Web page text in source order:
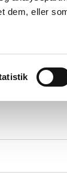
dem, eller
Apoteker